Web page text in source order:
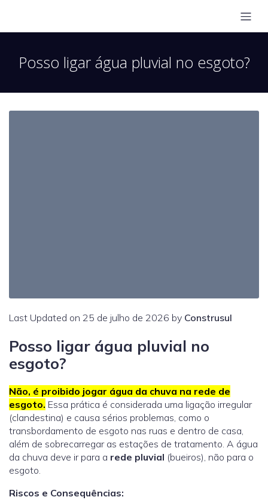
Posso ligar água pluvial no esgoto?
Last Updated on 25 de julho de 2026 by Construsul
Posso ligar água pluvial no
esgoto?
Não, é proibido jogar água da chuva na rede de
esgoto. Essa prática é considerada uma ligação irregular
(clandestina) e causa sérios problemas, como o
transbordamento de esgoto nas ruas e dentro de casa,
além de sobrecarregar as estações de tratamento. A água
da chuva deve ir para a rede pluvial (bueiros), não para o
esgoto.
Riscos e Consequências: